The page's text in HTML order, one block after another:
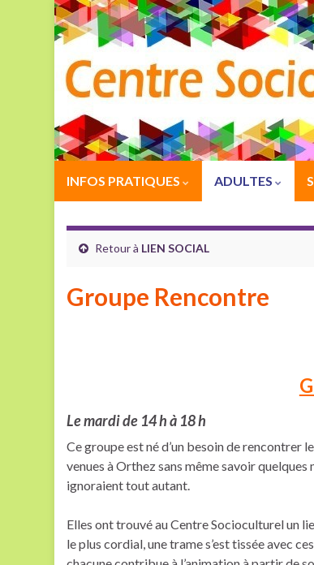
INFOS PRATIQUES ADULTES
Retour à LIEN SOCIAL
Groupe Rencontre
Le mardi de 14 h à 18 h
Ce groupe est né d’un besoin de rencontrer
venues à Orthez sans même savoir
ignoraient tout autant.
Elles ont trouvé au Centre Socioculturel un
le plus cordial, une trame s’est tissée avec